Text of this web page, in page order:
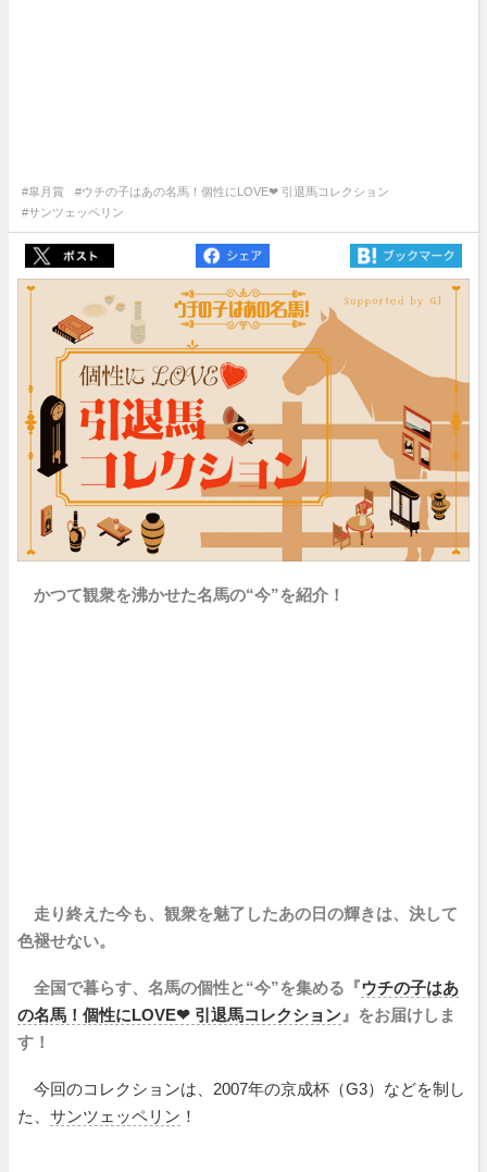
#皐月賞
#ウチの子はあの名馬！個性にLOVE❤︎ 引退馬コレクション
#サンツェッペリン
かつて観衆を沸かせた名馬の“今”を紹介！
走り終えた今も、観衆を魅了したあの日の輝きは、決して
色褪せない。
全国で暮らす、名馬の個性と“今”を集める『ウチの子はあ
の名馬！個性にLOVE❤︎ 引退馬コレクション 』をお届けしま
す！
今回のコレクションは、2007年の京成杯（G3）などを制し
た、 サンツェッペリン ！